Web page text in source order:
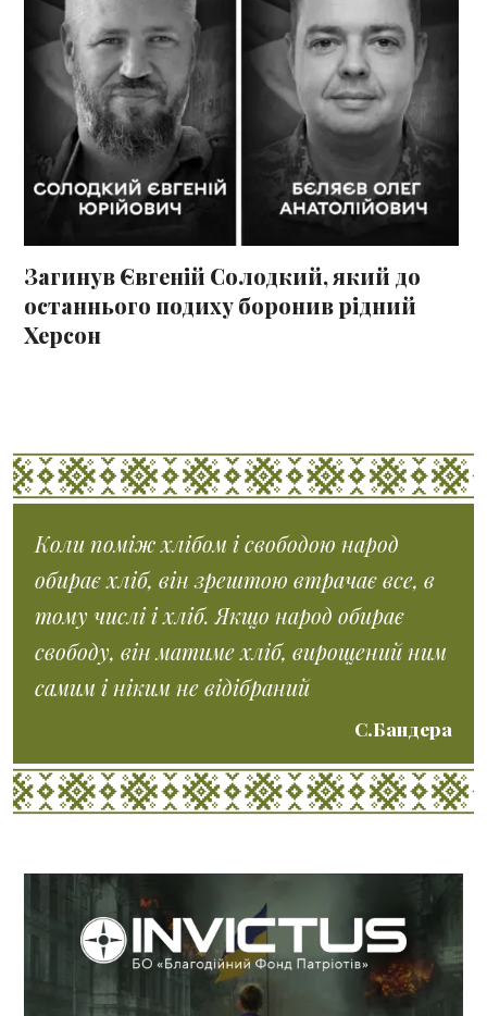
Загинув Євгеній Солодкий, який до
останнього подиху боронив рідний
Херсон
Коли поміж хлібом і свободою народ
обирає хліб, він зрештою втрачає все, в
тому числі і хліб. Якщо народ обирає
свободу, він матиме хліб, вирощений ним
самим і ніким не відібраний
С.Бандера